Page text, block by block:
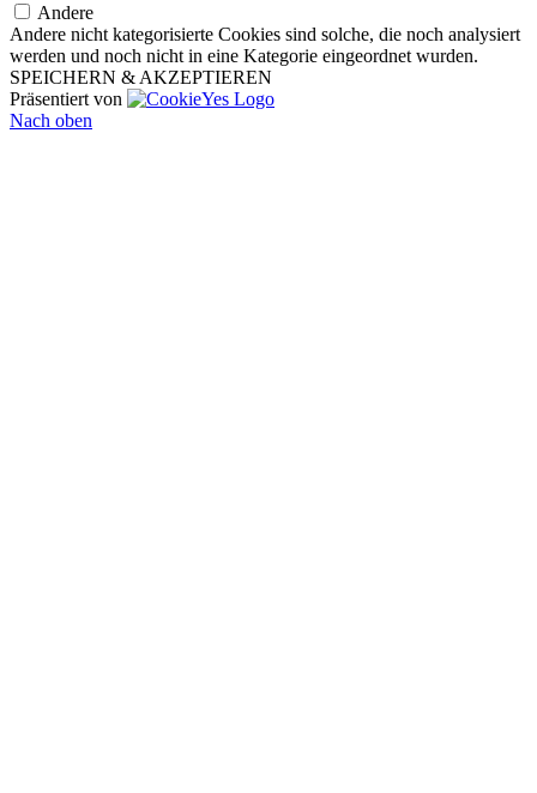
Andere
Andere nicht kategorisierte Cookies sind solche, die noch analysiert
werden und noch nicht in eine Kategorie eingeordnet wurden.
SPEICHERN & AKZEPTIEREN
Präsentiert von
Nach oben